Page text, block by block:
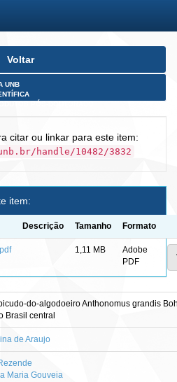
Voltar
UNB
citar ou linkar para este item:
handle/10482/3832
item:
Descrição Tamanho Formato
1,11 MB
Adobe
PDF
do-algodoeiro Anthonomus grandis
Brasil central
de Araujo
Maria Gouveia